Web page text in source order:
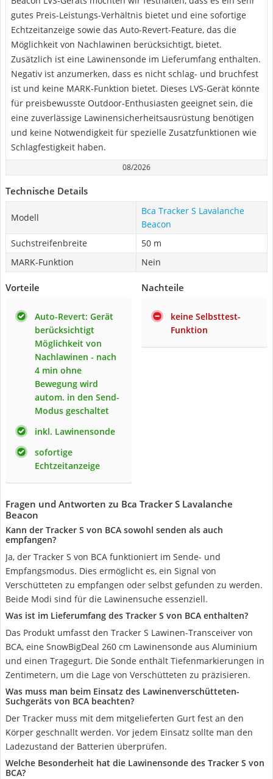
gutes Preis-Leistungs-Verhältnis bietet und eine sofortige
Echtzeitanzeige sowie das Auto-Revert-Feature, das die
Möglichkeit von Nachlawinen berücksichtigt, bietet.
Zusätzlich ist eine Lawinensonde im Lieferumfang enthalten.
Negativ ist anzumerken, dass es nicht schlag- und bruchfest
ist und keine MARK-Funktion bietet. Dieses LVS-Gerät könnte
für preisbewusste Outdoor-Enthusiasten geeignet sein, die
eine zuverlässige Lawinensicherheitsausrüstung benötigen
und keine Notwendigkeit für spezielle Zusatzfunktionen wie
Schlagfestigkeit haben.
08/2026
Technische Details
Modell
Bca Tracker S Lavalanche
Beacon
Suchstreifenbreite
50 m
MARK-Funktion
Nein
Vorteile
Auto-Revert: Gerät
berücksichtigt
Möglichkeit von
Nachlawinen - nach
4 min ohne
Bewegung wird
autom. in den Send-
Modus geschaltet
inkl. Lawinensonde
sofortige
Echtzeitanzeige
Nachteile
keine Selbsttest-
Funktion
Fragen und Antworten zu Bca Tracker S Lavalanche
Beacon
Kann der Tracker S von BCA sowohl senden als auch
empfangen?
Ja, der Tracker S von BCA funktioniert im Sende- und
Empfangsmodus. Dies ermöglicht es, ein Signal von
Verschütteten zu empfangen oder selbst gefunden zu werden.
Beide Modi sind für die Lawinensuche essenziell.
Was ist im Lieferumfang des Tracker S von BCA enthalten?
Das Produkt umfasst den Tracker S Lawinen-Transceiver von
BCA, eine SnowBigDeal 260 cm Lawinensonde aus Aluminium
und einen Tragegurt. Die Sonde enthält Tiefenmarkierungen in
Zentimetern, um die Lage von Verschütteten zu präzisieren.
Was muss man beim Einsatz des Lawinenverschütteten-
Suchgeräts von BCA beachten?
Der Tracker muss mit dem mitgelieferten Gurt fest an den
Körper geschnallt werden. Vor jedem Einsatz sollte man den
Ladezustand der Batterien überprüfen.
Welche Besonderheit hat die Lawinensonde des Tracker S von
BCA?